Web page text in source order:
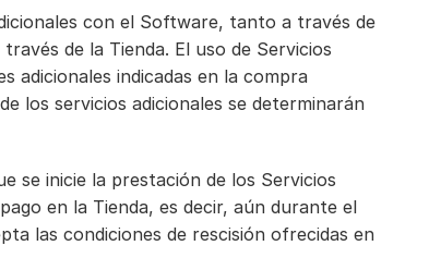
con el Software, tanto a través de
de la Tienda. El uso de Servicios
adicionales indicadas en la compra
los servicios adicionales se determinarán
se inicie la prestación de los Servicios
en la Tienda, es decir, aún durante el
las condiciones de rescisión ofrecidas en